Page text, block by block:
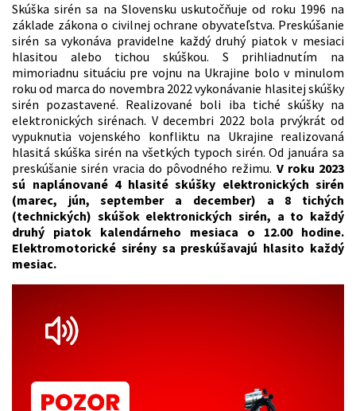
Skúška sirén sa na Slovensku uskutočňuje od roku 1996 na
základe zákona o civilnej ochrane obyvateľstva. Preskúšanie
sirén sa vykonáva pravidelne každý druhý piatok v mesiaci
hlasitou alebo tichou skúškou. S prihliadnutím na
mimoriadnu situáciu pre vojnu na Ukrajine bolo v minulom
roku od marca do novembra 2022 vykonávanie hlasitej skúšky
sirén pozastavené. Realizované boli iba tiché skúšky na
elektronických sirénach. V decembri 2022 bola prvýkrát od
vypuknutia vojenského konfliktu na Ukrajine realizovaná
hlasitá skúška sirén na všetkých typoch sirén. Od januára sa
preskúšanie sirén vracia do pôvodného režimu. V roku 2023
sú naplánované 4 hlasité skúšky elektronických sirén
(marec, jún, september a december) a 8 tichých
(technických) skúšok elektronických sirén, a to každý
druhý piatok kalendárneho mesiaca o 12.00 hodine.
Elektromotorické sirény sa preskúšavajú hlasito každý
mesiac.